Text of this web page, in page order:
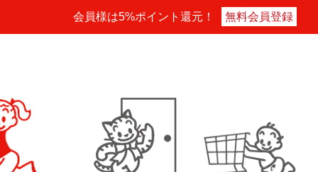
会員様は5%ポイント還元！ 無料会員登録